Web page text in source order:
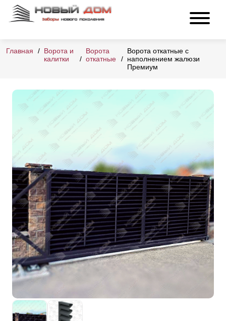
Главная
Ворота и
калитки
Ворота
откатные
Ворота откатные с
наполнением жалюзи
Премиум